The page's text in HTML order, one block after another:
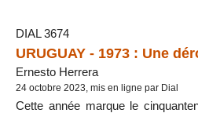
DIAL 3674
URUGUAY - 1973 : Une
Ernesto Herrera
24 octobre 2023, mis en ligne par Dial
Cette année marque le